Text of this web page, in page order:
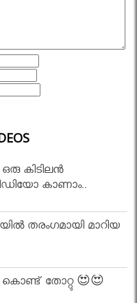
കിടിലൻ
കാണാം..
തരംഗമായി മാറിയ
തോറ്റു 😍😍